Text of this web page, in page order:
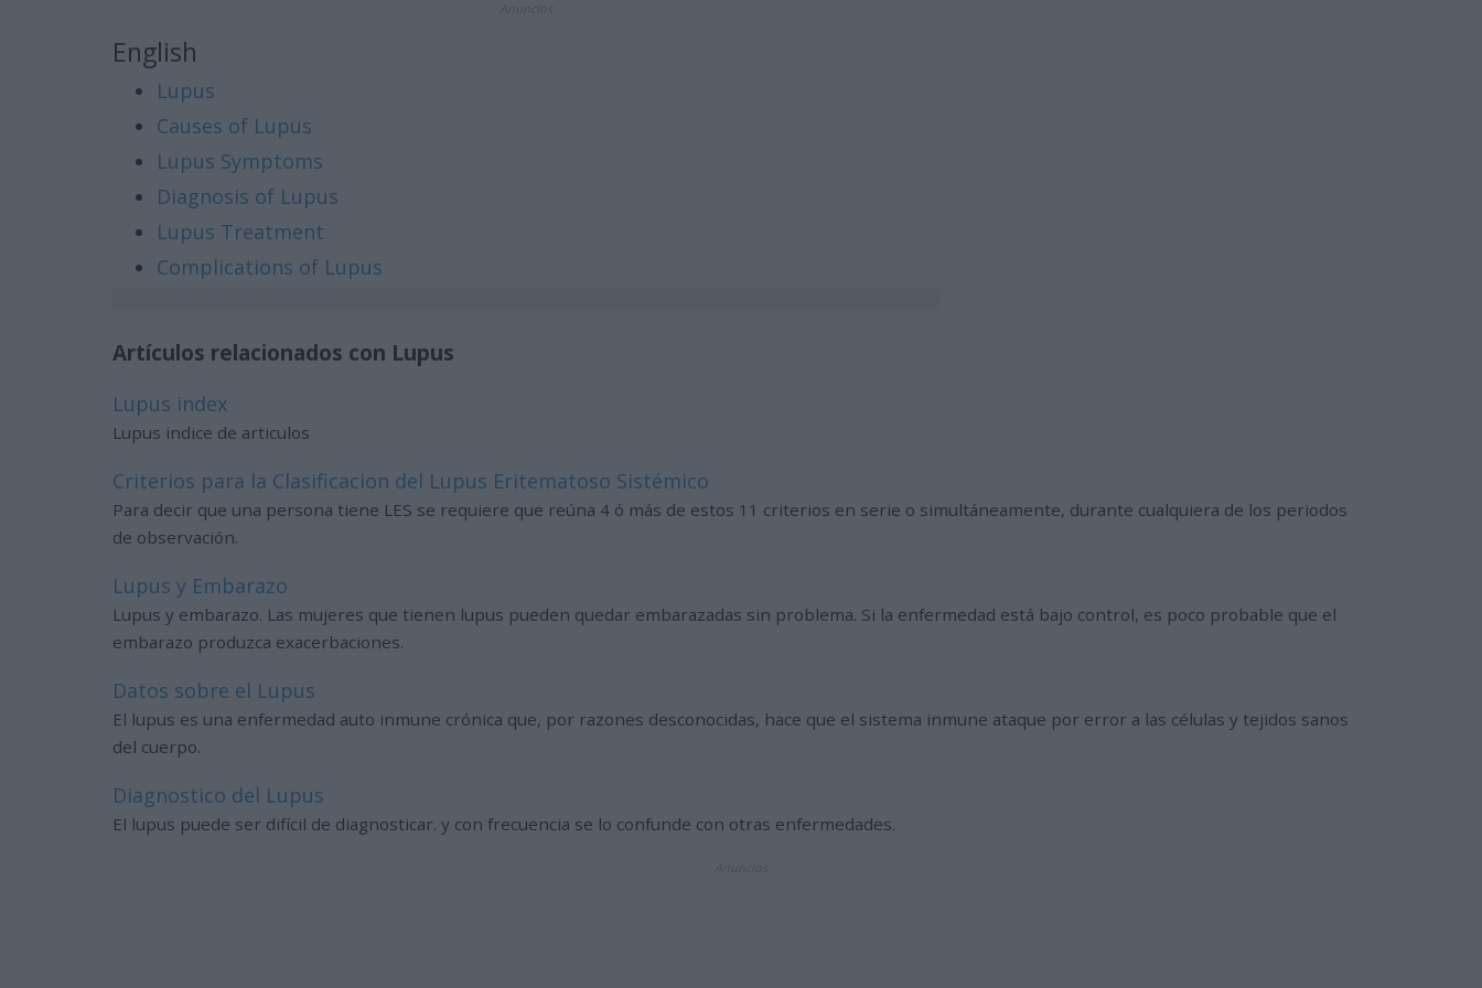
English
Lupus
Causes of Lupus
Lupus Symptoms
Diagnosis of Lupus
Lupus Treatment
Complications of Lupus
Artículos relacionados con Lupus
Lupus index
Lupus indice de articulos
Criterios para la Clasificacion del Lupus Eritematoso Sistémico
Para decir que una persona tiene LES se requiere que reúna 4 ó más de estos 11 criterios en serie o simultáneamente, durante cualquiera de los periodos
de observación.
Lupus y Embarazo
Lupus y embarazo. Las mujeres que tienen lupus pueden quedar embarazadas sin problema. Si la enfermedad está bajo control, es poco probable que el
embarazo produzca exacerbaciones.
Datos sobre el Lupus
El lupus es una enfermedad auto inmune crónica que, por razones desconocidas, hace que el sistema inmune ataque por error a las células y tejidos sanos
del cuerpo.
Diagnostico del Lupus
El lupus puede ser difícil de diagnosticar. y con frecuencia se lo confunde con otras enfermedades.